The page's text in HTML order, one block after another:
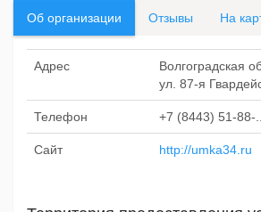
Об организации Отзывы На
Адрес
Волгоградская
ул. 87-я
Телефон +7 (8443) 51-88-...
Сайт http://umka34.ru